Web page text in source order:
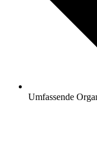
Umfassende